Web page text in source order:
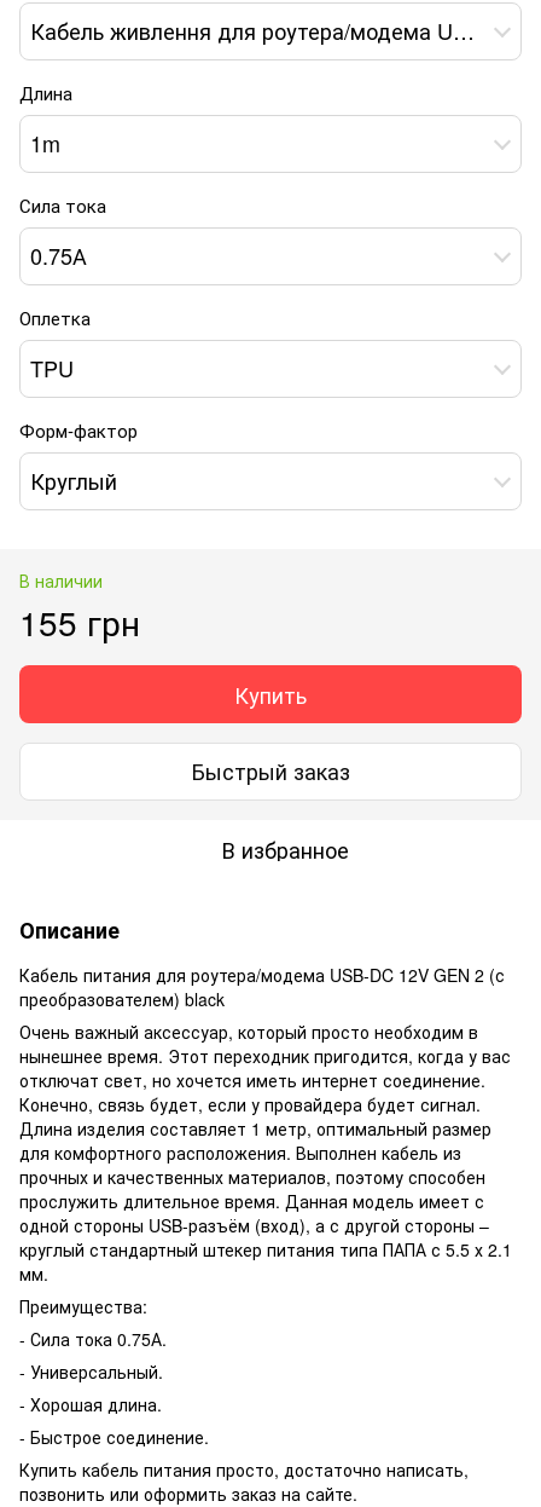
Кабель живлення для роутера/модема USB-DC 12V GEN 2 (з перетворювачем) black
Длина
1m
Сила тока
0.75А
Оплетка
TPU
Форм-фактор
Круглый
В наличии
155 грн
Купить
Быстрый заказ
В избранное
Описание
Кабель питания для роутера/модема USB-DC 12V GEN 2 (с
преобразователем) black
Очень важный аксессуар, который просто необходим в
нынешнее время. Этот переходник пригодится, когда у вас
отключат свет, но хочется иметь интернет соединение.
Конечно, связь будет, если у провайдера будет сигнал.
Длина изделия составляет 1 метр, оптимальный размер
для комфортного расположения. Выполнен кабель из
прочных и качественных материалов, поэтому способен
прослужить длительное время. Данная модель имеет с
одной стороны USB-разъём (вход), а с другой стороны –
круглый стандартный штекер питания типа ПАПА с 5.5 х 2.1
мм.
Преимущества:
- Сила тока 0.75А.
- Универсальный.
- Хорошая длина.
- Быстрое соединение.
Купить кабель питания просто, достаточно написать,
позвонить или оформить заказ на сайте.